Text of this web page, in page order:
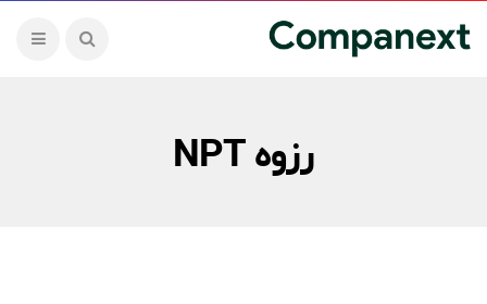
رزوه NPT